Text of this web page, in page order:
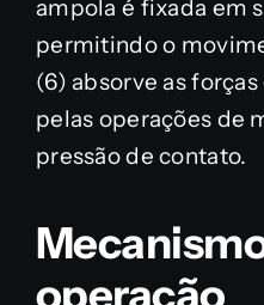
ampola é fixada em
permitindo o
(6) absorve as
pelas operações de
pressão de contato.
operação